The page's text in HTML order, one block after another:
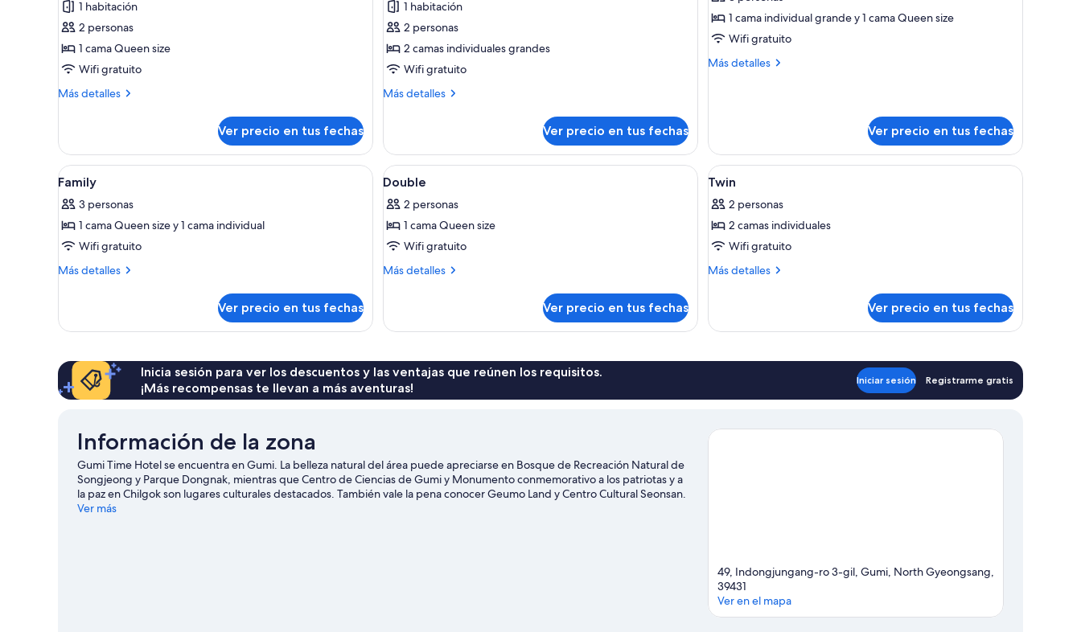
Habitación
doble
1 habitación
2 personas
1 cama Queen size
Wifi gratuito
Más detalles
Más
doble
Ver precio en tus fechas
Habitación
con
2
camas
individuales
1 habitación
2 personas
2 camas individuales grandes
Wifi gratuito
Más detalles
Más
con
camas
Ver precio en tus fechas
Habitación
familiar
2
1 cama individual grande y 1 cama Queen size
Wifi gratuito
Más detalles
Más
2
camas
individuales
Ver precio en tus fechas
Ver
todas
las
fotos
de
Family
Habitación de hotel con dos camas, cabecero de madera, luz de pared y radiador.
12
Family
3 personas
1 cama Queen size y 1 cama individual
Wifi gratuito
Más detalles
Más
Ver precio en tus fechas
Ver
todas
las
fotos
de
Double
Habitación de hotel con cama, escritorio, silla, televisor y un ventanal con cortinas.
19
Double
2 personas
1 cama Queen size
Wifi gratuito
Más detalles
Más
Ver precio en tus fechas
Ver
todas
las
fotos
de
Twin
Una habitación de hotel con dos camas, un
16
Twin
2 personas
2 camas individuales
Wifi gratuito
Más detalles
Más
Ver precio en tus fechas
Inicia sesión para ver los descuentos y las ventajas que reúnen los requisitos.
¡Más recompensas te llevan a más aventuras!
Iniciar sesión Registrarme gratis
Información de la zona
Gumi Time Hotel se encuentra en Gumi. La belleza natural del área puede apreciarse en Bosque de Recreación Natural de
Songjeong y Parque Dongnak, mientras que Centro de Ciencias de Gumi y Monumento conmemorativo a los patriotas y a
la paz en Chilgok son lugares culturales destacados. También vale la pena conocer Geumo Land y Centro Cultural Seonsan.
Visitar nuestra guía de viaje de Gumi
Ver más
49, Indongjungang-ro 3-gil, Gumi, North Gyeongsang,
39431
Ver en el mapa